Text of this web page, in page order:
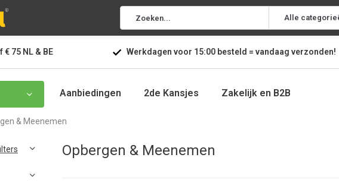
Alle
€ 75 NL & BE Werkdagen voor 15:00besteld = vandaag verzonden!
Aanbiedingen 2de Kansjes Zakelijk en B2B
& Meenemen
Opbergen & Meenemen